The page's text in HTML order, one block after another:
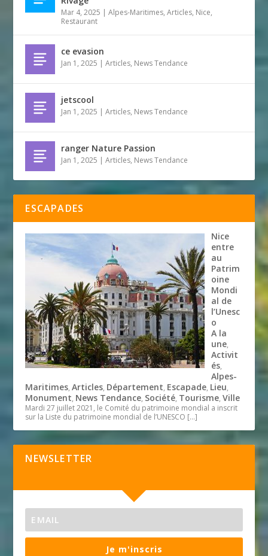
Mar 4, 2025 |Alpes-Maritimes,Articles, Nice,
Restaurant
ce evasion
Jan 1, 2025 |Articles, News Tendance
jetscool
Jan 1, 2025 |Articles, News Tendance
ranger Nature Passion
Jan 1, 2025 |Articles, News Tendance
ESCAPADES
Nice
entre
au
Patrim
oine
Mondi
al de
l’Unesc
o
A la
une,
Activit
és,
Alpes-
Maritimes,Articles, Département, Escapade, Lieu,
Monument, News Tendance, Société, Tourisme,Ville
Mardi 27 juillet 2021, le Comité du patrimoine mondial a inscrit
sur la Liste du patrimoine mondial de l’UNESCO […]
NEWSLETTER
Je m'inscris